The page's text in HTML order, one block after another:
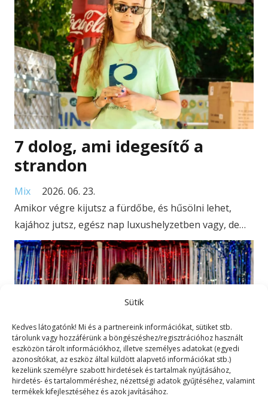
Sütik
Kedves látogatónk! Mi és a partnereink információkat, sütiket stb.
tárolunk vagy hozzáférünk a böngészéshez/regisztrációhoz használt
eszközön tárolt információkhoz, illetve személyes adatokat (egyedi
azonosítókat, az eszköz által küldött alapvető információkat stb.)
kezelünk személyre szabott hirdetések és tartalmak nyújtásához,
hirdetés- és tartalomméréshez, nézettségi adatok gyűjtéséhez, valamint
termékek kifejlesztéséhez és azok javításához.
7 dolog, ami idegesítő a
strandon
Mix
2026. 06. 23.
Amikor végre kijutsz a fürdőbe, és hűsölni lehet,
kajához jutsz, egész nap luxushelyzetben vagy, de…